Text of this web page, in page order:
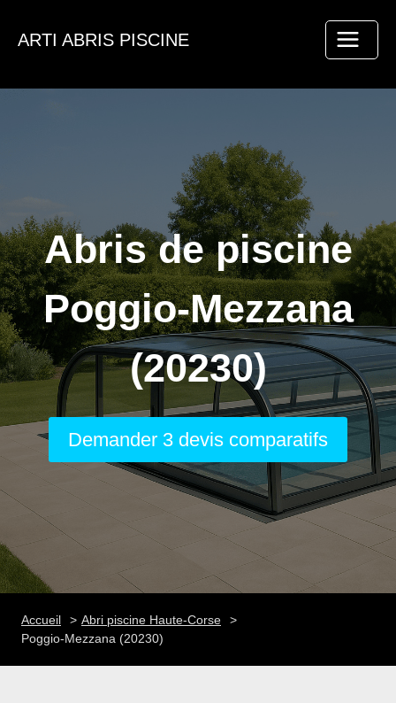
ARTI ABRIS PISCINE
Abris de piscine
Poggio-Mezzana
(20230)
Demander 3 devis comparatifs
Accueil
Abri piscine Haute-Corse
Poggio-Mezzana (20230)